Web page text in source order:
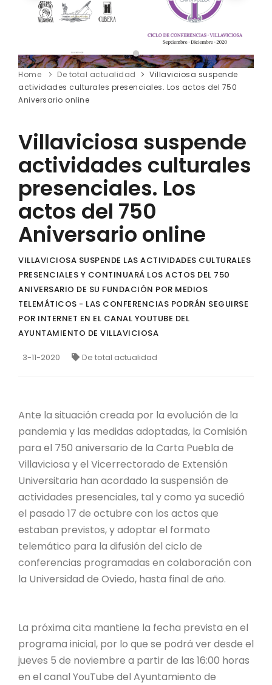
Home De total actualidad
Villaviciosa suspende
actividades culturales presenciales. Los actos del 750
Aniversario online
Villaviciosa suspende
actividades culturales
presenciales. Los
actos del 750
Aniversario online
VILLAVICIOSA SUSPENDE LAS ACTIVIDADES CULTURALES
PRESENCIALES Y CONTINUARÁ LOS ACTOS DEL 750
ANIVERSARIO DE SU FUNDACIÓN POR MEDIOS
TELEMÁTICOS - LAS CONFERENCIAS PODRÁN SEGUIRSE
POR INTERNET EN EL CANAL YOUTUBE DEL
AYUNTAMIENTO DE VILLAVICIOSA
3-11-2020 De total actualidad
Ante la situación creada por la evolución de la
pandemia y las medidas adoptadas, la Comisión
para el 750 aniversario de la Carta Puebla de
Villaviciosa y el Vicerrectorado de Extensión
Universitaria han acordado la suspensión de
actividades presenciales, tal y como ya sucedió
el pasado 17 de octubre con los actos que
estaban previstos, y adoptar el formato
telemático para la difusión del ciclo de
conferencias programadas en colaboración con
la Universidad de Oviedo, hasta final de año.
La próxima cita mantiene la fecha prevista en el
programa inicial, por lo que se podrá ver desde el
jueves 5 de noviembre a partir de las 16:00 horas
en el canal YouTube del Ayuntamiento de